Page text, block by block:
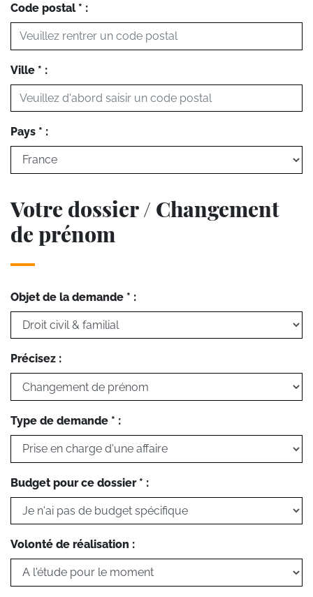
Code postal * :
Ville * :
Pays * :
Votre dossier / Changement
de prénom
Objet de la demande * :
Précisez :
Type de demande * :
Budget pour ce dossier * :
Volonté de réalisation :